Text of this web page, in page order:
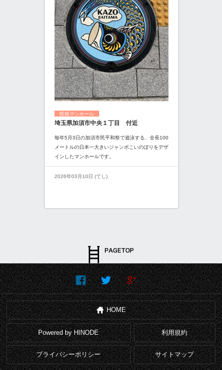
投稿マンホール
埼玉県加須市中央１丁目 付近
毎年5月3日の加須市民平和祭で遊泳する、全長100
メートルの日本一大きいジャンボこいのぼりをデザ
インしたマンホールです。
2026年03月10日 (てし)
HOME
Powered by HINODE 利用規約
プライバシーポリシー サイトマップ